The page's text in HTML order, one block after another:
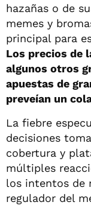
hazañas o de
memes y
principal para
Los precios de
algunos otros
apuestas de
preveían un
La fiebre
decisiones
cobertura y
múltiples
los intentos de
regulador del